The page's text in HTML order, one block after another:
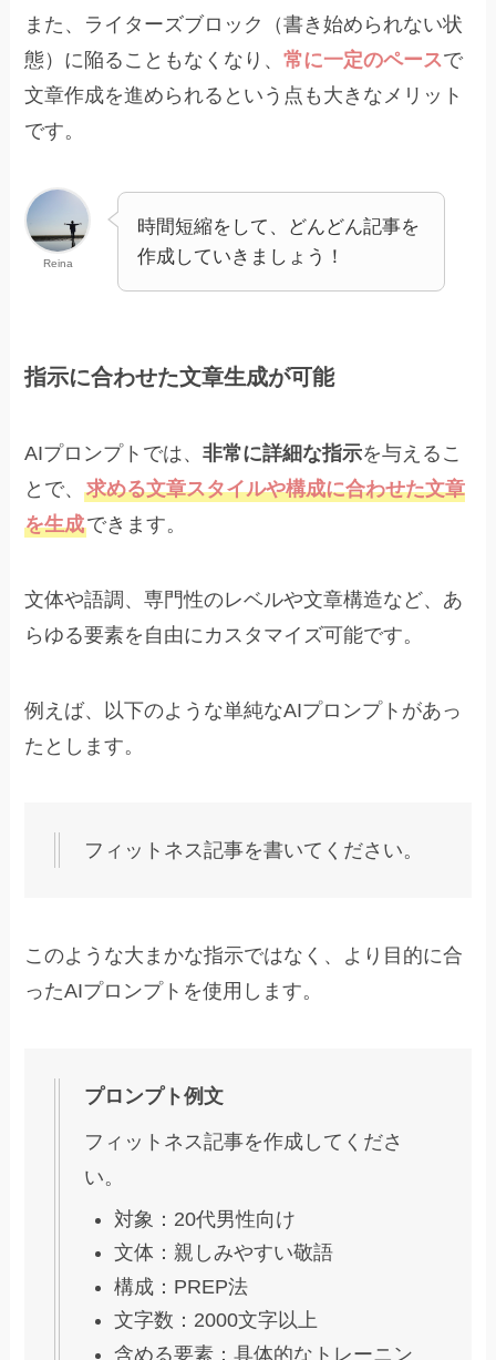
また、ライターズブロック（書き始められない状
態）に陥ることもなくなり、常に一定のペースで
文章作成を進められるという点も大きなメリット
です。
Reina
時間短縮をして、どんどん記事を
作成していきましょう！
指示に合わせた文章生成が可能
AIプロンプトでは、非常に詳細な指示を与えるこ
とで、求める文章スタイルや構成に合わせた文章
を生成できます。
文体や語調、専門性のレベルや文章構造など、あ
らゆる要素を自由にカスタマイズ可能です。
例えば、以下のような単純なAIプロンプトがあっ
たとします。
フィットネス記事を書いてください。
このような大まかな指示ではなく、より目的に合
ったAIプロンプトを使用します。
プロンプト例文
フィットネス記事を作成してくださ
い。
対象：20代男性向け
文体：親しみやすい敬語
構成：PREP法
文字数：2000文字以上
含める要素：具体的なトレーニン